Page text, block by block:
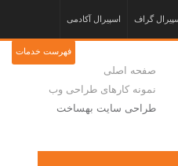
گراف اسپیرال آکادمی
فهرست خدمات
صفحه اصلی
نمونه کارهای طراحی وب
طراحی سایت بهساخت